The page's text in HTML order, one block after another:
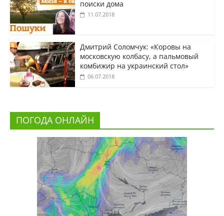
поиски дома
11.07.2018
Дмитрий Соломчук: «Коровы на
московскую колбасу, а пальмовый
комбижир на украинский стол»
06.07.2018
ПОГОДА ОНЛАЙН